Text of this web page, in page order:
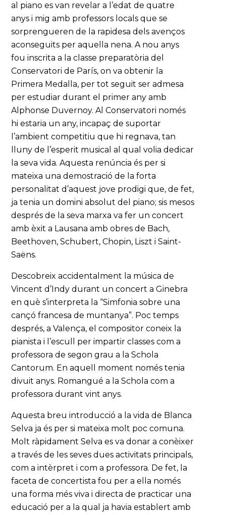
al piano es van revelar a l’edat de quatre
anys i mig amb professors locals que se
sorprengueren de la rapidesa dels avenços
aconseguits per aquella nena. A nou anys
fou inscrita a la classe preparatòria del
Conservatori de París, on va obtenir la
Primera Medalla, per tot seguit ser admesa
per estudiar durant el primer any amb
Alphonse Duvernoy. Al Conservatori només
hi estaria un any, incapaç de suportar
l’ambient competitiu que hi regnava, tan
lluny de l’esperit musical al qual volia dedicar
la seva vida. Aquesta renúncia és per si
mateixa una demostració de la forta
personalitat d’aquest jove prodigi que, de fet,
ja tenia un domini absolut del piano; sis mesos
després de la seva marxa va fer un concert
amb èxit a Lausana amb obres de Bach,
Beethoven, Schubert, Chopin, Liszt i Saint-
Saëns.
Descobreix accidentalment la música de
Vincent d’Indy durant un concert a Ginebra
en què s’interpreta la “Simfonia sobre una
cançó francesa de muntanya”. Poc temps
després, a Valença, el compositor coneix la
pianista i l’escull per impartir classes com a
professora de segon grau a la Schola
Cantorum. En aquell moment només tenia
divuit anys. Romangué a la Schola com a
professora durant vint anys.
Aquesta breu introducció a la vida de Blanca
Selva ja és per si mateixa molt poc comuna.
Molt ràpidament Selva es va donar a conèixer
a través de les seves dues activitats principals,
com a intèrpret i com a professora. De fet, la
faceta de concertista fou per a ella només
una forma més viva i directa de practicar una
educació per a la qual ja havia establert amb